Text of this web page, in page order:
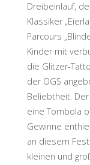
Dreibeinlauf,
Klassiker
Parcours
Kinder mit
die Glitzer-
der OGS
Beliebtheit.
eine Tombola
Gewinne
an diesem
kleinen und